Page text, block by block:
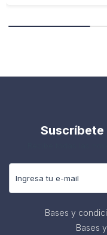
Bases y
Bases